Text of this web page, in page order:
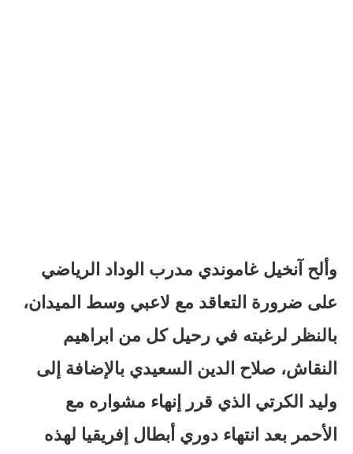
وألح آنخيل غاموندي مدرب الوداد الرياضي
على ضرورة التعاقد مع لاعبي وسط الميدان،
بالنظر لرغبته في رحيل كل من ابراهيم
النقاش، صلاح الدين السعيدي بالإضافة إلى
وليد الكرتي الذي قرر إنهاء مشواره مع
الأحمر بعد انتهاء دوري أبطال إفريقيا لهذه